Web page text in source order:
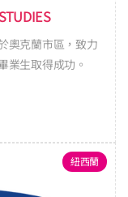
奧克蘭市區，致力
業生取得成功。
紐西蘭